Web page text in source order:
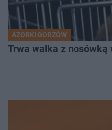
AZORKI GORZÓW
Trwa walka z nosówką